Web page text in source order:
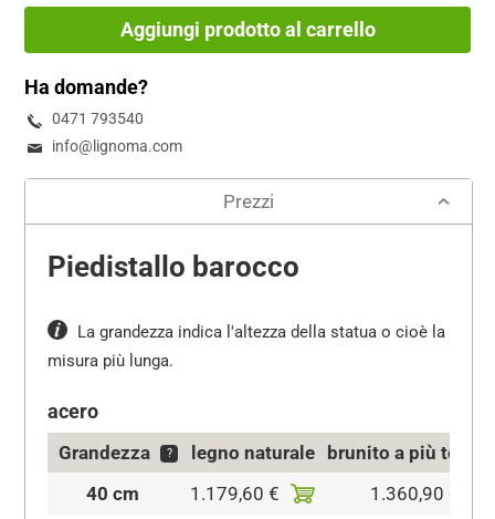
Aggiungi prodotto al carrello
Ha domande?
0471 793540
info@lignoma.com
Prezzi
Piedistallo barocco
La grandezza indica l'altezza della statua o cioè la
misura più lunga.
acero
Grandezza ? legno naturale
brunito a più
40 cm
1.179,60 € 1.360,90 €